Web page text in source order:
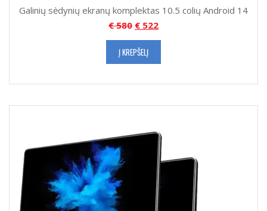
Galinių sėdynių ekranų komplektas 10.5 colių Android 14
€580 € 522
Į KREPŠELĮ